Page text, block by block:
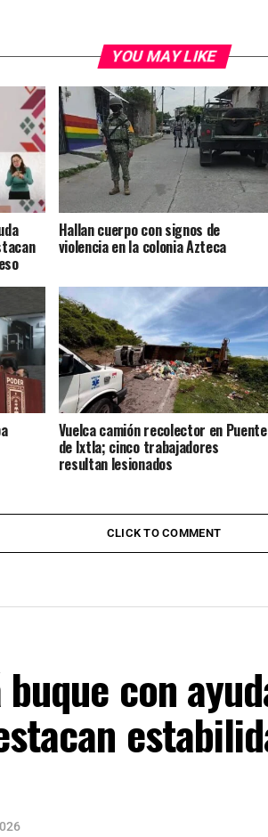
YOU MAY LIKE
Hallan cuerpo con signos de
violencia en la colonia Azteca
Vuelca camión recolector en Puente
de Ixtla; cinco trabajadores
resultan lesionados
CLICK TO COMMENT
con